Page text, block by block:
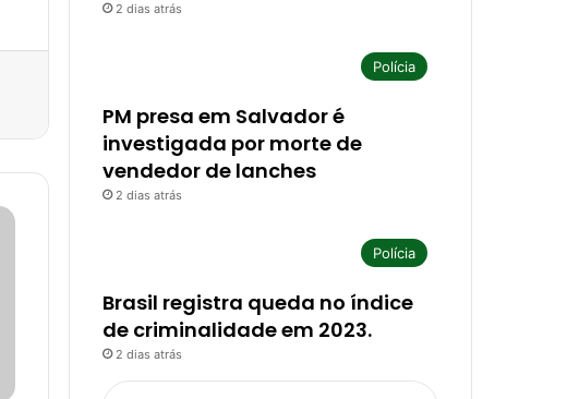
2 dias atrás
Polícia
PM presa em Salvador é
investigada por morte de
vendedor de lanches
2 dias atrás
Polícia
Brasil registra queda no índice
de criminalidade em 2023.
2 dias atrás